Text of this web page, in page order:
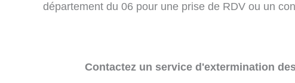
département du 06 pour une prise de RDV ou un
Contactez un service d'extermination